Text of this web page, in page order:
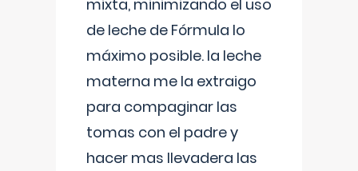
mixta, minimizando el uso
de leche de Fórmula lo
máximo posible. la leche
materna me la extraigo
para compaginar las
tomas con el padre y
hacer mas llevadera las